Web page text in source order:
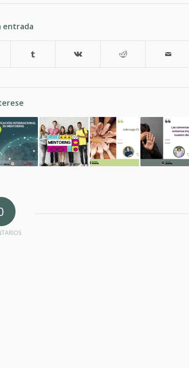
entrada